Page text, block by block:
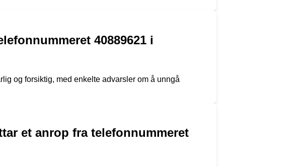
40889621 i
og forsiktig, med enkelte advarsler om å unngå
et anrop fra telefonnummeret